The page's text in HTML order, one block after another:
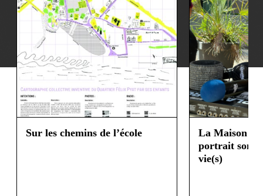
Sur les chemins de l’école
La Maison
portrait
vie(s)